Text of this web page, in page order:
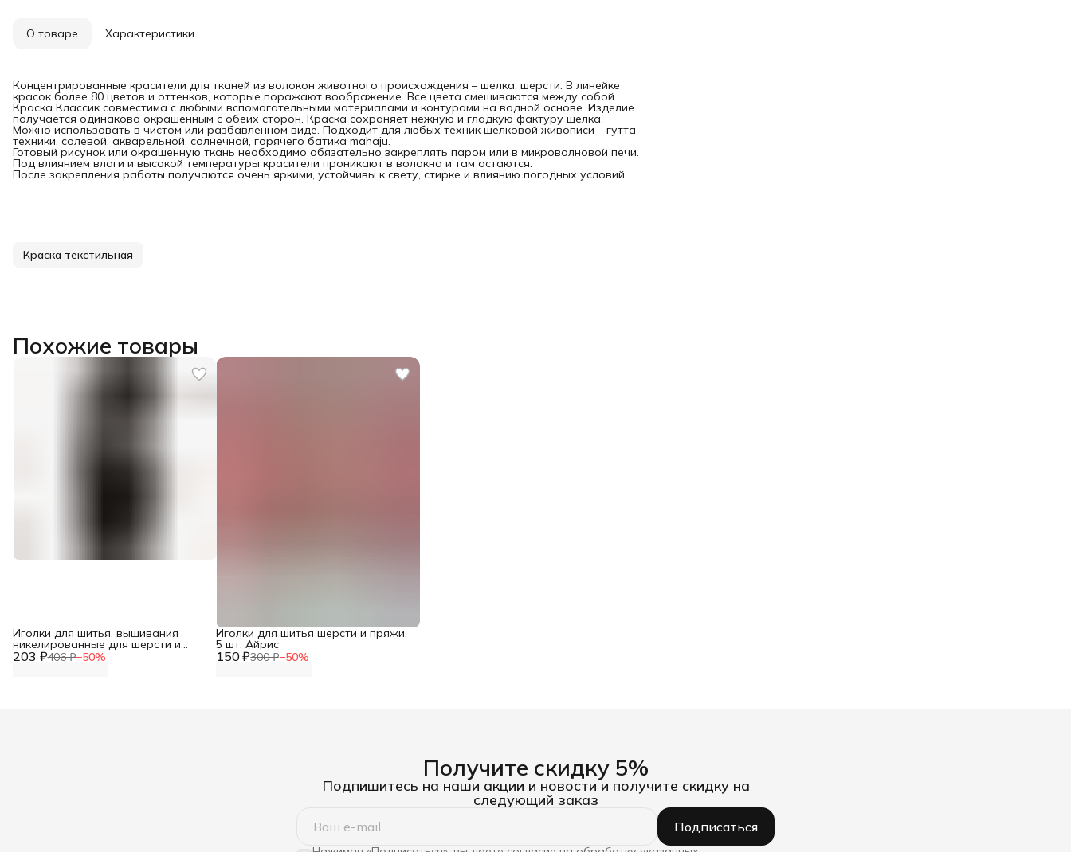
О товаре Характеристики
Концентрированные красители для тканей из волокон животного происхождения – шелка, шерсти. В линейке
красок более 80 цветов и оттенков, которые поражают воображение. Все цвета смешиваются между собой.
Краска Классик совместима с любыми вспомогательными материалами и контурами на водной основе. Изделие
получается одинаково окрашенным с обеих сторон. Краска сохраняет нежную и гладкую фактуру шелка.
Можно использовать в чистом или разбавленном виде. Подходит для любых техник шелковой живописи – гутта-
техники, солевой, акварельной, солнечной, горячего батика mahaju.
Готовый рисунок или окрашенную ткань необходимо обязательно закреплять паром или в микроволновой печи.
Под влиянием влаги и высокой температуры красители проникают в волокна и там остаются.
После закрепления работы получаются очень яркими, устойчивы к свету, стирке и влиянию погодных условий.
Краска текстильная
Похожие товары
203 ₽406 ₽−50%
Иголки для шитья, вышивания
никелированные для шерсти и
пряжи, ассорти 6 шт/упак, Needline 150 ₽300 ₽−50%
Иголки для шитья шерсти и пряжи,
5 шт, Айрис
Получите скидку 5%
Подпишитесь на наши акции и новости и получите скидку на
следующий заказ
Подписаться